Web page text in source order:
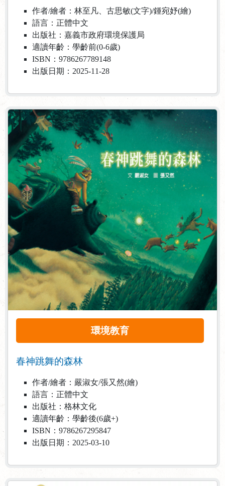
作者/繪者：林至凡、古思敏(文字)/鍾宛妤(繪)
語言：正體中文
出版社：嘉義市政府環境保護局
適讀年齡：學齡前(0-6歲)
ISBN：9786267789148
出版日期：2025-11-28
環境教育
春神跳舞的森林
作者/繪者：嚴淑女/張又然(繪)
語言：正體中文
出版社：格林文化
適讀年齡：學齡後(6歲+)
ISBN：9786267295847
出版日期：2025-03-10